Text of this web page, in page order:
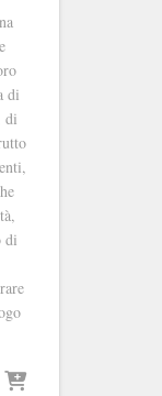
di
di
di